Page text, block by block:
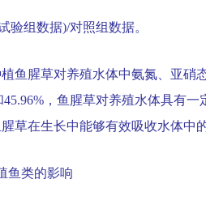
验组数据)/对照组数据。
鱼腥草对养殖水体中氨氮、亚硝
45.96% ，鱼腥草对养殖水体具有一
草在生长中能够有效吸收水体中
鱼类的影响